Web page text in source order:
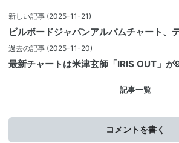
新しい記事 (2025-11-21)
ビルボードジャパンアルバムチャート、
過去の記事 (2025-11-20)
最新チャートは米津玄師「IRIS OUT」
記事一覧
コメントを書く